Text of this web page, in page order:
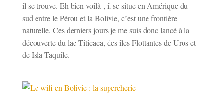
il se trouve. Eh bien voilà , il se situe en Amérique du
sud entre le Pérou et la Bolivie, c’est une frontière
naturelle. Ces derniers jours je me suis donc lancé à la
découverte du lac Titicaca, des îles Flottantes de Uros et
de Isla Taquile.